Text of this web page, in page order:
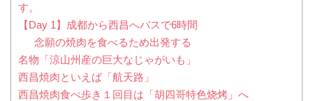
す。
【Day 1】成都から西昌へバスで6時間
念願の焼肉を食べるため出発する
名物「涼山州産の巨大なじゃがいも」
西昌焼肉といえば「航天路」
西昌焼肉食べ歩き１回目は「胡四哥特色烧烤」へ